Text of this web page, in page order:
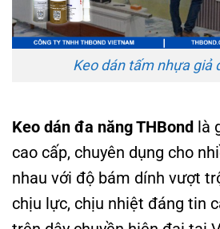
Keo dán tấm nhựa giả
Keo dán đa năng THBond là
cao cấp, chuyên dụng cho
nhau với độ bám dính vượt
chịu lực, chịu nhiệt đáng tin